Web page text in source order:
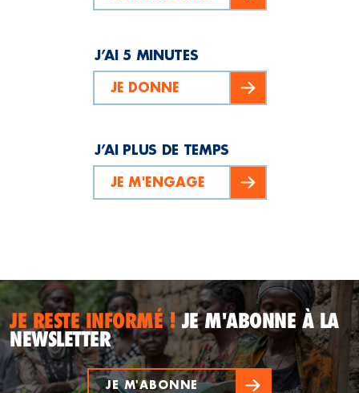
J’AI 5 MINUTES
JE DONNE
J’AI PLUS DE TEMPS
JE M'ENGAGE
JE RESTE INFORMÉ !JE M'ABONNE À LA
NEWSLETTER
JE M'ABONNE